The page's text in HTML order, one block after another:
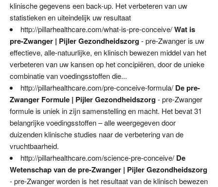
klinische gegevens een back-up. Het verbeteren van uw
statistieken en uiteindelijk uw resultaat
http://pillarhealthcare.com/what-is-pre-conceive/Wat is
pre-Zwanger | Pijler Gezondheidszorg- pre-Zwanger is uw
effectieve, alle-natuurlijke, en klinisch bewezen middel van het
verbeteren van uw kansen op het concipiëren, door de unieke
combinatie van voedingsstoffen die...
http://pillarhealthcare.com/pre-conceive-formula/ De pre-
Zwanger Formule | Pijler Gezondheidszorg- pre-Zwanger
formule is uniek in zijn samenstelling en macht. Het bevat 31
belangrijke voedingsstoffen – alle weergegeven door
duizenden klinische studies naar de verbetering van de
vruchtbaarheid.
http://pillarhealthcare.com/science-pre-conceive/ De
Wetenschap van de pre-Zwanger | Pijler Gezondheidszorg
- pre-Zwanger worden is het resultaat van de klinisch bewezen